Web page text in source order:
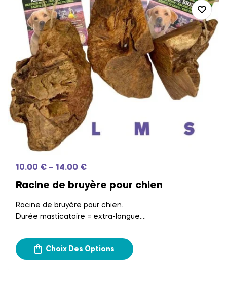
10.00 € – 14.00 €
Racine de bruyère pour chien
Racine de bruyère pour chien.
Durée masticatoire = extra-longue.
Retrait gratuit chez Papatte Douce à Bordeaux.
Choix Des Options